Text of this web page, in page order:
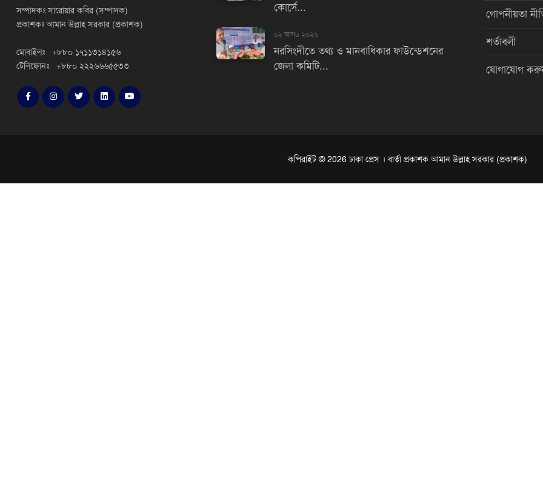
সম্পাদকঃ সারোয়ার কবির (সম্পাদক)
প্রকাশকঃ আমান উল্লাহ সরকার (প্রকাশক)
মোবাইলঃ +৮৮০ ১৭১১৩১৪১৫৬
টেলিফোনঃ +৮৮০ ২২২৬৬৬৫৫৩৩
কোর্সে...
০২ আগu ২০২৬
নরসিংদীতে তথ্য ও মানবাধিকার ফাউন্ডেশনের
জেলা কমিটি...
গোপনীয়তা
শর্তাবলী
যোগাযোগ
কপিরাইট © 2026 ঢাকা প্রেস । বার্তা প্রকাশক আমান উল্লাহ সরকার (প্রকাশক)